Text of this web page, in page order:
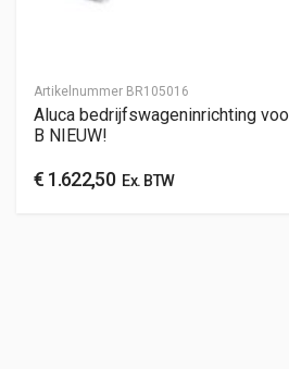
Artikelnummer BR105016
Aluca bedrijfswageninrichting
B NIEUW!
€ 1.622,50Ex. BTW